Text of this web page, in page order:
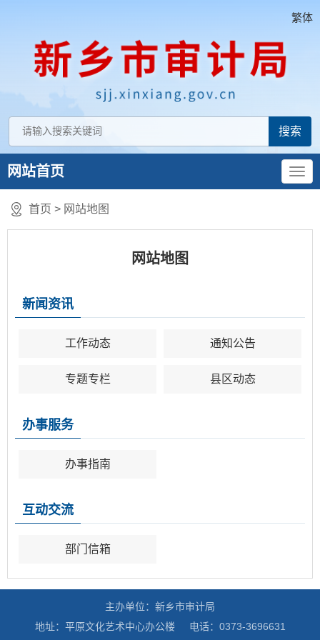
繁体
网站首页
首页 > 网站地图
网站地图
新闻资讯
工作动态 通知公告
专题专栏 县区动态
办事服务
办事指南
互动交流
部门信箱
主办单位：新乡市审计局
地址：平原文化艺术中心办公楼
电话：0373-3696631